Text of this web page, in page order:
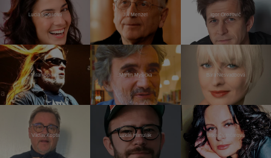
Lucia Siposová Jiří Menzel Igor Orozovič
Milan Špalek Martin Myšička Bára Nesvadbová
Václav Kopta Lukáš Hanulák Jitka Čvančarová